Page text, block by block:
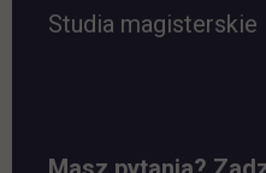
Studia magisterskie